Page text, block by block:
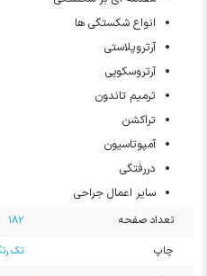
انواع شکستگی ها
آرتروپلاستی
آرتروسکوپی
ترمیم تاندون
تراکشن
آمپوتاسیون
دررفتگی
سایر اعمال جراحی
تعداد صفحه
182
چاپ
تک